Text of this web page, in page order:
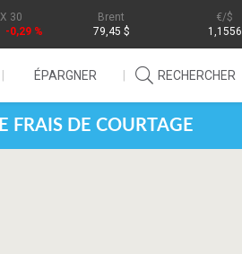
30
-0,29 %
Brent
79,45 $
/$
1,1556
ÉPARGNER RECHERCHER
FRAIS DE COURTAGE